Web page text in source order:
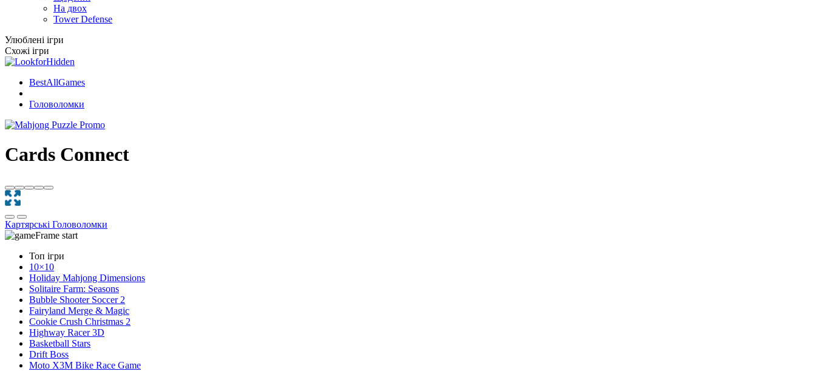
На двох
Tower Defense
Улюблені ігри
Схожі ігри
BestAllGames
Головоломки
Cards Connect
Картярські Головоломки
Топ ігри
10×10
Holiday Mahjong Dimensions
Solitaire Farm: Seasons
Bubble Shooter Soccer 2
Fairyland Merge & Magic
Cookie Crush Christmas 2
Highway Racer 3D
Basketball Stars
Drift Boss
Moto X3M Bike Race Game